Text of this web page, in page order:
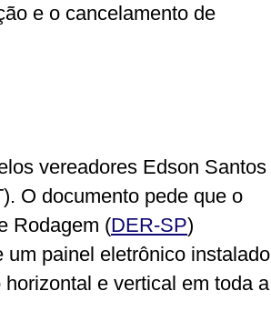
e o cancelamento de
vereadores Edson Santos
O documento pede que o
Rodagem (DER-SP)
painel eletrônico instalado
e vertical em toda a